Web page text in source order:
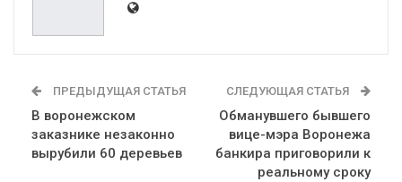
ПРЕДЫДУЩАЯ СТАТЬЯ
В воронежском
заказнике незаконно
вырубили 60 деревьев
СЛЕДУЮЩАЯ СТАТЬЯ
Обманувшего бывшего
вице-мэра Воронежа
банкира приговорили к
реальному сроку